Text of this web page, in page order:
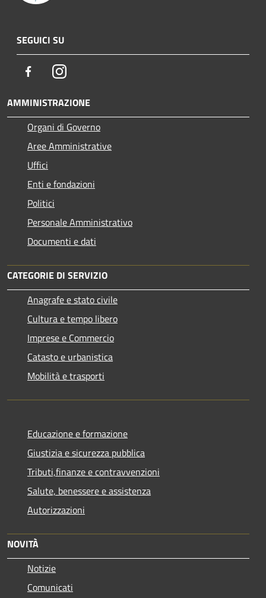
SEGUICI SU
FacebookInstagram
AMMINISTRAZIONE
Organi di Governo
Aree Amministrative
Uffici
Enti e fondazioni
Politici
Personale Amministrativo
Documenti e dati
CATEGORIE DI SERVIZIO
Anagrafe e stato civile
Cultura e tempo libero
Imprese e Commercio
Catasto e urbanistica
Mobilità e trasporti
Educazione e formazione
Giustizia e sicurezza pubblica
Tributi,finanze e contravvenzioni
Salute, benessere e assistenza
Autorizzazioni
NOVITÀ
Notizie
Comunicati